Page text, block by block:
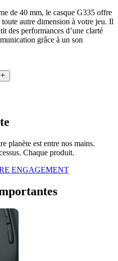
de 40 mm, le casque G335 offre
autre dimension à votre jeu. Il
des performances d’une clarté
grâce à un son
planète est entre nos mains.
Chaque produit.
ENGAGEMENT